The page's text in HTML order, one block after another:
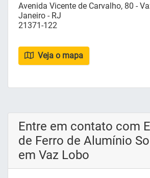
Avenida Vicente de Carvalho, 80 -
Janeiro - RJ
21371-122
Veja o mapa
Entre em contato com
de Ferro de Alumínio
em Vaz Lobo